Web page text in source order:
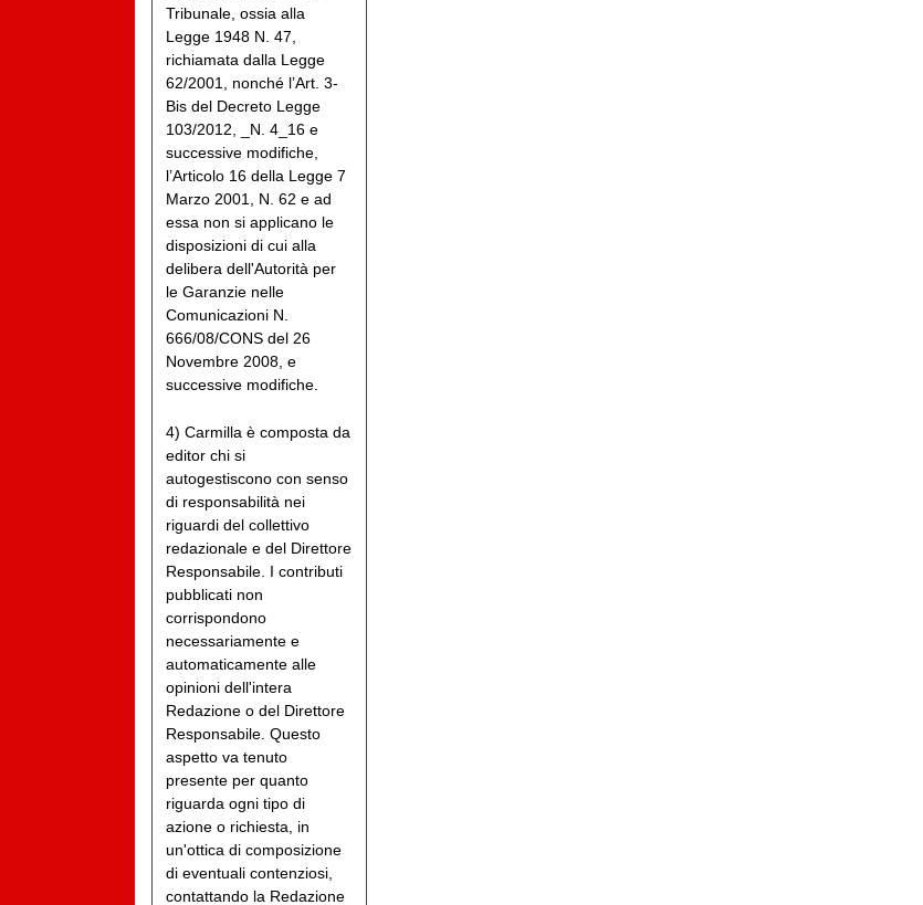
Tribunale, ossia alla
Legge 1948 N. 47,
richiamata dalla Legge
62/2001, nonché l’Art. 3-
Bis del Decreto Legge
103/2012, _N. 4_16 e
successive modifiche,
l’Articolo 16 della Legge 7
Marzo 2001, N. 62 e ad
essa non si applicano le
disposizioni di cui alla
delibera dell'Autorità per
le Garanzie nelle
Comunicazioni N.
666/08/CONS del 26
Novembre 2008, e
successive modifiche.
4) Carmilla è composta da
editor chi si
autogestiscono con senso
di responsabilità nei
riguardi del collettivo
redazionale e del Direttore
Responsabile. I contributi
pubblicati non
corrispondono
necessariamente e
automaticamente alle
opinioni dell'intera
Redazione o del Direttore
Responsabile. Questo
aspetto va tenuto
presente per quanto
riguarda ogni tipo di
azione o richiesta, in
un'ottica di composizione
di eventuali contenziosi,
contattando la Redazione